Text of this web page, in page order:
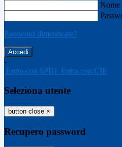
Nome
Password dimenticata?
-
Entra con SPID Entra con CIE
Seleziona utente
button close ×
Recupero password